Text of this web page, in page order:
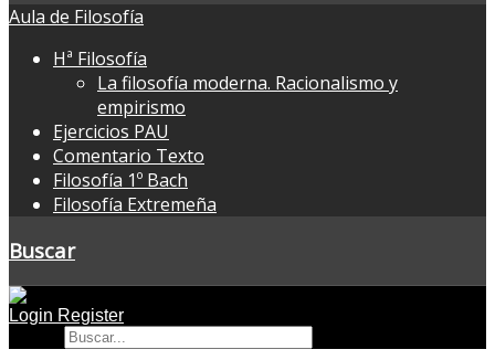
Aula de Filosofía
Hª Filosofía
La filosofía moderna. Racionalismo y
empirismo
Ejercicios PAU
Comentario Texto
Filosofía 1º Bach
Filosofía Extremeña
Buscar
Login Register